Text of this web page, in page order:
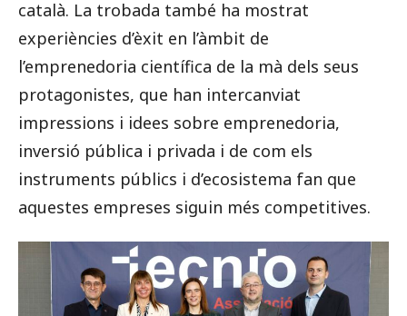
català. La trobada també ha mostrat
experiències d’èxit en l’àmbit de
l’emprenedoria científica de la mà dels seus
protagonistes, que han intercanviat
impressions i idees sobre emprenedoria,
inversió pública i privada i de com els
instruments públics i d’ecosistema fan que
aquestes empreses siguin més competitives.